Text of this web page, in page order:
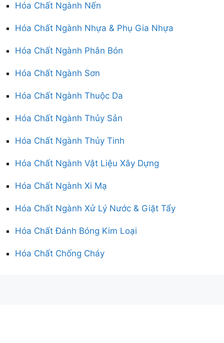
Hóa Chất Ngành Nến
Hóa Chất Ngành Nhựa & Phụ Gia Nhựa
Hóa Chất Ngành Phân Bón
Hóa Chất Ngành Sơn
Hóa Chất Ngành Thuộc Da
Hóa Chất Ngành Thủy Sản
Hóa Chất Ngành Thủy Tinh
Hóa Chất Ngành Vật Liệu Xây Dựng
Hóa Chất Ngành Xi Mạ
Hóa Chất Ngành Xử Lý Nước & Giặt Tẩy
Hóa Chất Đánh Bóng Kim Loại
Hóa Chất Chống Cháy